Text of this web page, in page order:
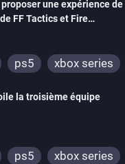
one
une expérience de
FF Tactics et Fire
ps5
xbox series
la troisième équipe
ps5
xbox series